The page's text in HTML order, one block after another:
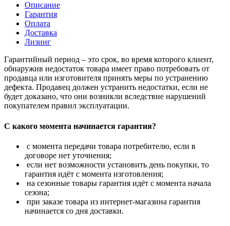
Описание
Гарантия
Оплата
Доставка
Лизинг
Гарантийный период – это срок, во время которого клиент,
обнаружив недостаток товара имеет право потребовать от
продавца или изготовителя принять меры по устранению
дефекта. Продавец должен устранить недостатки, если не
будет доказано, что они возникли вследствие нарушений
покупателем правил эксплуатации.
С какого момента начинается гарантия?
с момента передачи товара потребителю, если в
договоре нет уточнения;
если нет возможности установить день покупки, то
гарантия идёт с момента изготовления;
на сезонные товары гарантия идёт с момента начала
сезона;
при заказе товара из интернет-магазина гарантия
начинается со дня доставки.